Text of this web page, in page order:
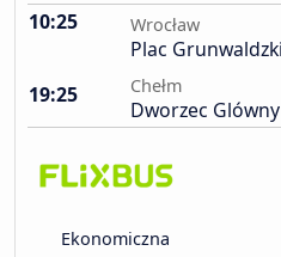
10:25 Wrocław
Plac Grunwaldzki
19:25
Chełm
Dworzec
Ekonomiczna